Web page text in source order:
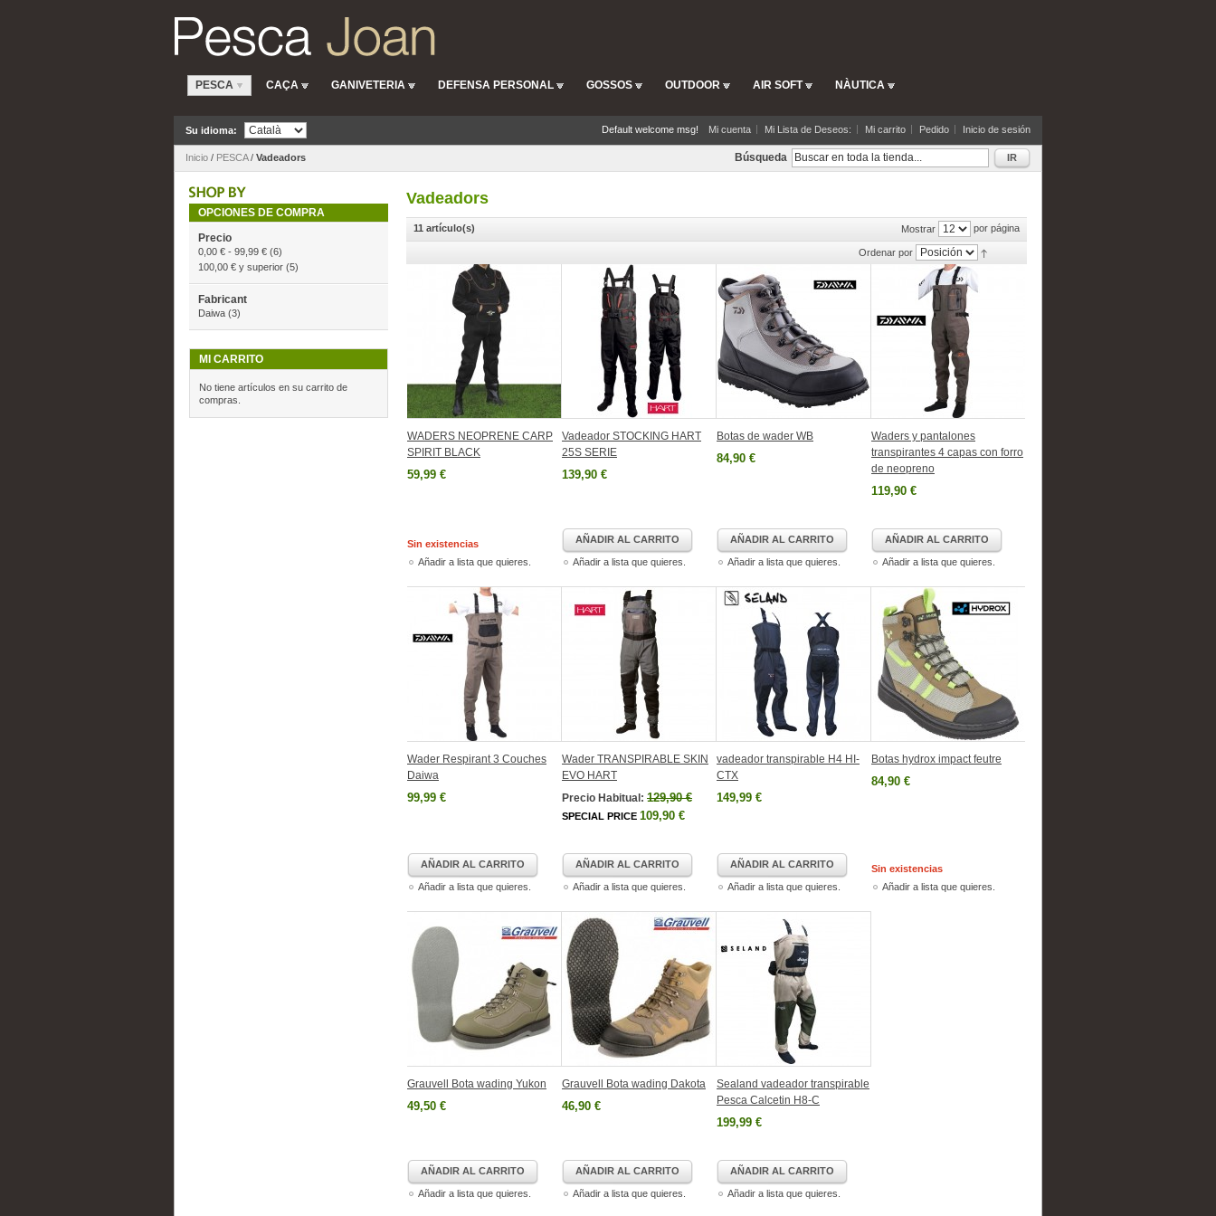
PESCA CAÇA GANIVETERIA DEFENSA PERSONAL GOSSOS OUTDOOR AIR SOFT NÀUTICA
Su idioma: Default welcome msg! Mi cuenta Mi Lista de Deseos: Mi carrito Pedido Inicio de sesión
Inicio / PESCA / Vadeadors Búsqueda IR
Vadeadors
11 artículo(s) Mostrar por página
Ordenar por
WADERS NEOPRENE CARP
SPIRIT BLACK
59,99 €
Sin existencias
Añadir a lista que quieres.
Vadeador STOCKING HART
25S SERIE
139,90 €
AÑADIR AL CARRITO
Añadir a lista que quieres.
Botas de wader WB
84,90 €
AÑADIR AL CARRITO
Añadir a lista que quieres.
Waders y pantalones
transpirantes 4 capas con forro
de neopreno
119,90 €
AÑADIR AL CARRITO
Añadir a lista que quieres.
Wader Respirant 3 Couches
Daiwa
99,99 €
AÑADIR AL CARRITO
Añadir a lista que quieres.
Wader TRANSPIRABLE SKIN
EVO HART
Precio Habitual: 129,90 €
SPECIAL PRICE 109,90 €
AÑADIR AL CARRITO
Añadir a lista que quieres.
vadeador transpirable H4 HI-
CTX
149,99 €
AÑADIR AL CARRITO
Añadir a lista que quieres.
Botas hydrox impact feutre
84,90 €
Sin existencias
Añadir a lista que quieres.
Grauvell Bota wading Yukon
49,50 €
AÑADIR AL CARRITO
Añadir a lista que quieres.
Grauvell Bota wading Dakota
46,90 €
AÑADIR AL CARRITO
Añadir a lista que quieres.
Sealand vadeador transpirable
Pesca Calcetin H8-C
199,99 €
AÑADIR AL CARRITO
Añadir a lista que quieres.
OPCIONES DE COMPRA
Precio
0,00 € - 99,99 € (6)
100,00 € y superior (5)
Fabricant
Daiwa (3)
MI CARRITO
No tiene artículos en su carrito de
compras.